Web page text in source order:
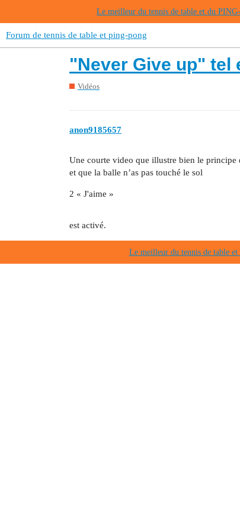
Le meilleur du tennis de table et du
Forum de tennis de table et ping-pong
"Never Give up" tel
Vidéos
anon9185657
Une courte video que illustre bien le principe
et que la balle n’as pas touché le sol
2 « J'aime »
est activé.
Le meilleur du tennis de table